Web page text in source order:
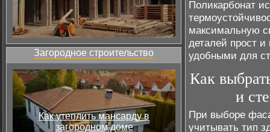
Загородное строительство
Как утеплить мансарду в
загородном доме
Поликарбонат
максимальную
деталей прост и
удобными для
Как
и
При выборе
учитывать тип